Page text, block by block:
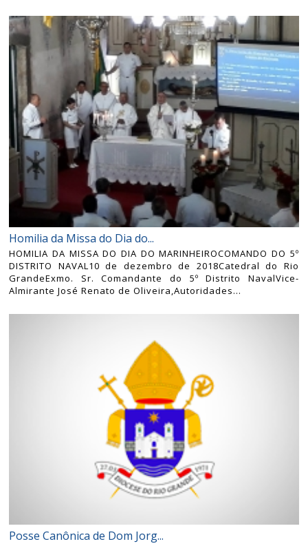
Homilia da Missa do Dia do...
HOMILIA DA MISSA DO DIA DO MARINHEIROCOMANDO DO 5º
DISTRITO NAVAL10 de dezembro de 2018Catedral do Rio
GrandeExmo. Sr. Comandante do 5º Distrito NavalVice-
Almirante José Renato de Oliveira,Autoridades...
Posse Canônica de Dom Jorg...